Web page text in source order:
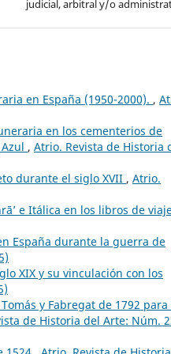
judicial, arbitral y/o
en España (1950-2000). ,
en los cementerios de
, Atrio. Revista de Historia
durante el siglo XVII , Atrio.
e Itálica en los libros de
España durante la guerra de
XIX y su vinculación con los
y Fabregat de 1792 para
de Historia del Arte: Núm.